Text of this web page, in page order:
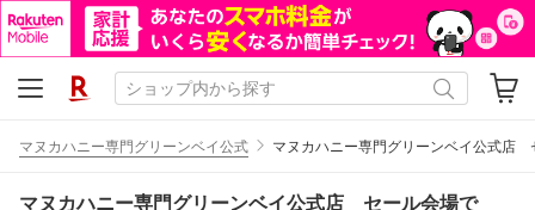
マヌカハニー専門グリーンベイ公式 マヌカハニー専門グリーンベイ公式店
マヌカハニー専門グリーンベイ公式店 セール会場で